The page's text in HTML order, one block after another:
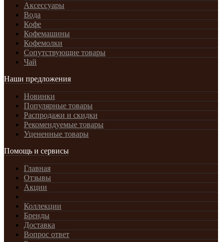
Аксессуары
Вода
Кофе
Кофемашины
Кофемолки
Сопутствующие товары
Чай
Наши предложения
Новинки
Популярные товары
Распродажи и скидки
Рекомендуемые товары
Уцененные товары
Помощь и сервисы
Главная
Отзывы
Акции
Коллекции
Бренды
Доставка
Вопрос ответ